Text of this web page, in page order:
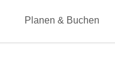
Planen & Buchen